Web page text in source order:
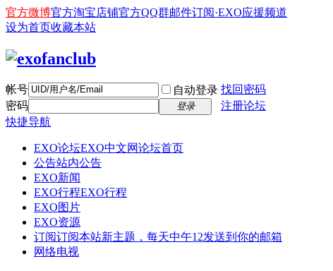
官方微博官方淘宝店铺官方QQ群邮件订阅·EXO应援频道
设为首页收藏本站
帐号 自动登录 找回密码
密码
登录
注册论坛
快捷导航
EXO论坛EXO中文网论坛首页
公告站内公告
EXO新闻
EXO行程EXO行程
EXO图片
EXO资源
订阅订阅本站新主题，每天中午12发送到你的邮箱
网络电视